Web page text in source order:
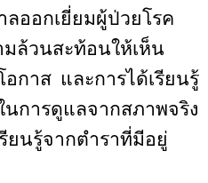
ออกเยี่ยมผู้ป่วยโรค
มล้วนสะท้อนให้เห็น
กาส และการได้เรียนรู้
การดูแลจากสภาพจริง
ยนรู้จากตำราที่มีอยู่